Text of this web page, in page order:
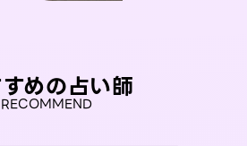
めの占い師
RECOMMEND